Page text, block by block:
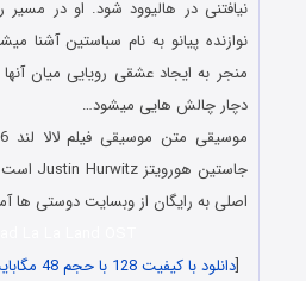
نیافتنی در هالیوود شود. او در
نوازنده پیانو به نام سباستین آشنا
منجر به ایجاد عشقی رویایی میان
دچار چالش هایی میشود…
اصلی به رایگان از وبسایت دوستی ها
[دانلود با کیفیت 128 با حجم 48 مگابایت